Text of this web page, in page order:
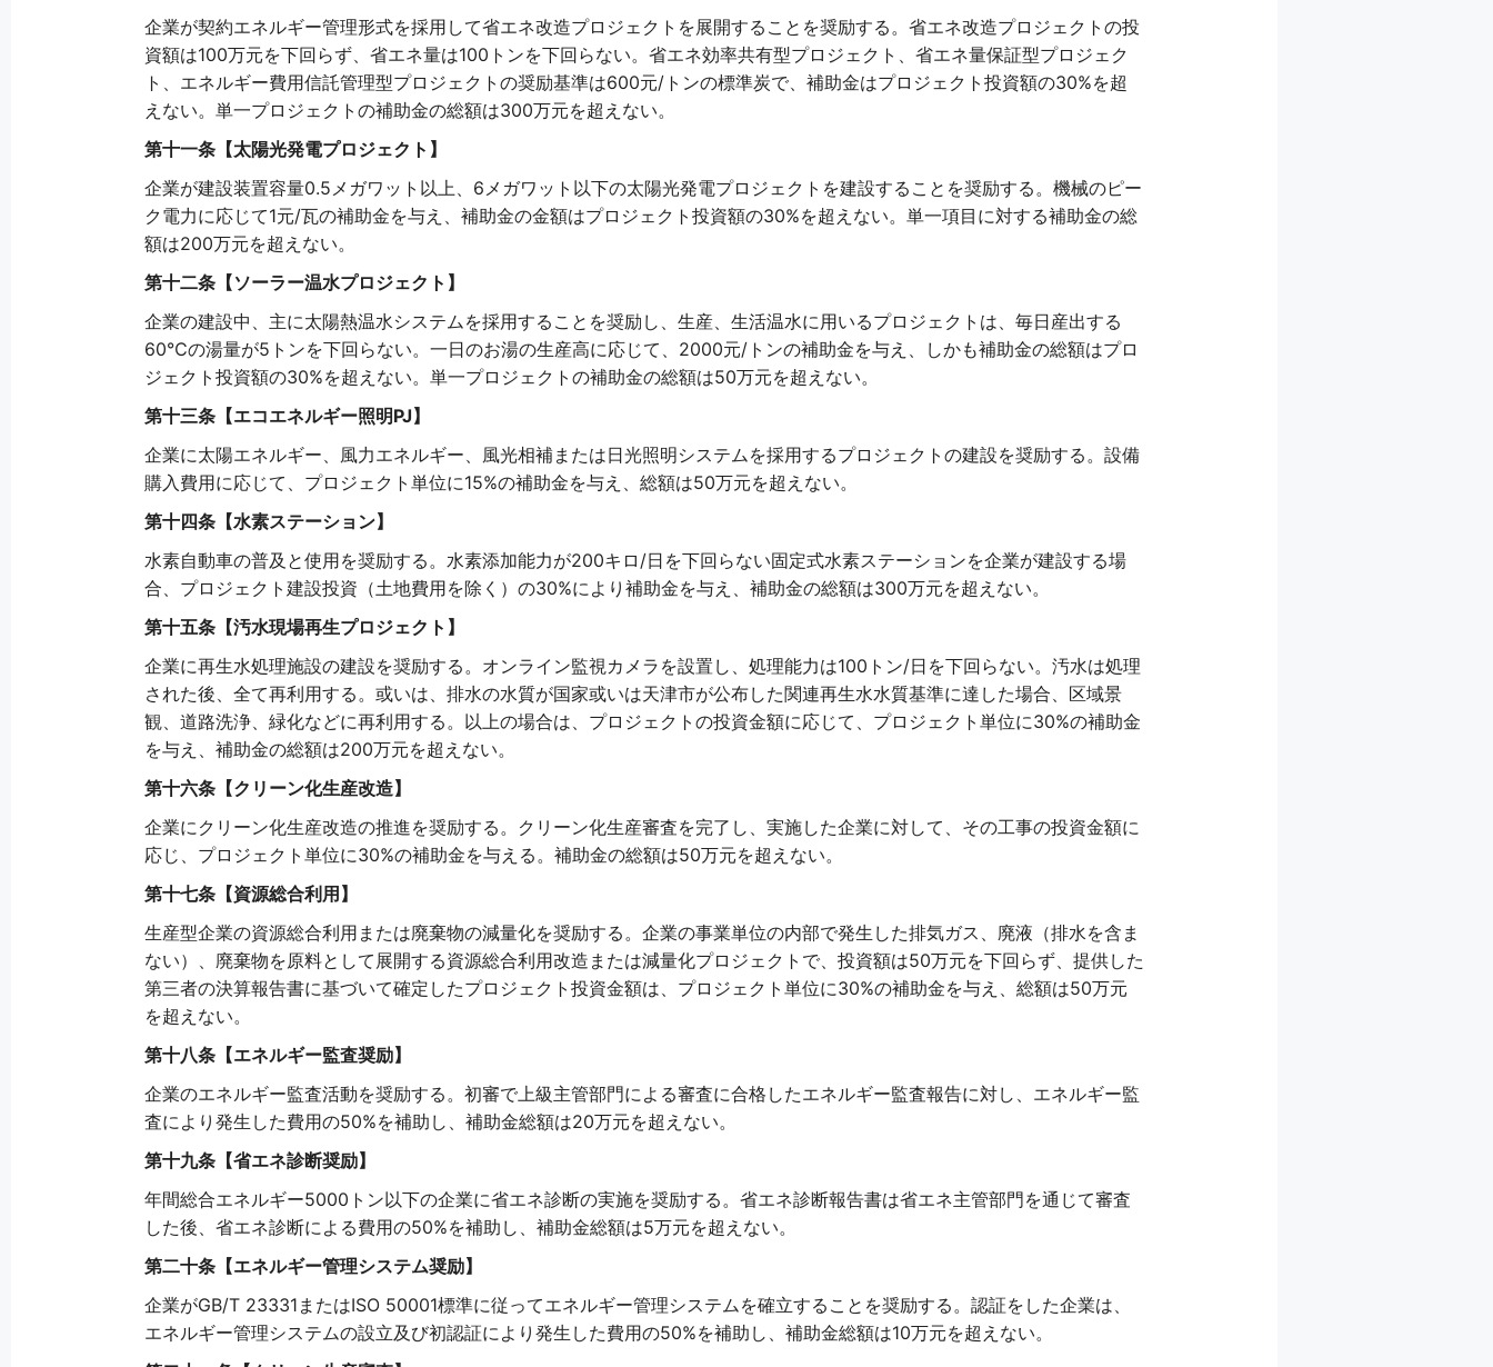
企業が契約エネルギー管理形式を採用して省エネ改造プロジェクトを展開することを奨励する。省エネ改造プロジェクトの投
資額は100万元を下回らず、省エネ量は100トンを下回らない。省エネ効率共有型プロジェクト、省エネ量保証型プロジェク
ト、エネルギー費用信託管理型プロジェクトの奨励基準は600元/トンの標準炭で、補助金はプロジェクト投資額の30%を超
えない。単一プロジェクトの補助金の総額は300万元を超えない。
第十一条【太陽光発電プロジェクト】
企業が建設装置容量0.5メガワット以上、6メガワット以下の太陽光発電プロジェクトを建設することを奨励する。機械のピー
ク電力に応じて1元/瓦の補助金を与え、補助金の金額はプロジェクト投資額の30%を超えない。単一項目に対する補助金の総
額は200万元を超えない。
第十二条【ソーラー温水プロジェクト】
企業の建設中、主に太陽熱温水システムを採用することを奨励し、生産、生活温水に用いるプロジェクトは、毎日産出する
60℃の湯量が5トンを下回らない。一日のお湯の生産高に応じて、2000元/トンの補助金を与え、しかも補助金の総額はプロ
ジェクト投資額の30%を超えない。単一プロジェクトの補助金の総額は50万元を超えない。
第十三条【エコエネルギー照明PJ】
企業に太陽エネルギー、風力エネルギー、風光相補または日光照明システムを採用するプロジェクトの建設を奨励する。設備
購入費用に応じて、プロジェクト単位に15%の補助金を与え、総額は50万元を超えない。
第十四条【水素ステーション】
水素自動車の普及と使用を奨励する。水素添加能力が200キロ/日を下回らない固定式水素ステーションを企業が建設する場
合、プロジェクト建設投資（土地費用を除く）の30%により補助金を与え、補助金の総額は300万元を超えない。
第十五条【汚水現場再生プロジェクト】
企業に再生水処理施設の建設を奨励する。オンライン監視カメラを設置し、処理能力は100トン/日を下回らない。汚水は処理
された後、全て再利用する。或いは、排水の水質が国家或いは天津市が公布した関連再生水水質基準に達した場合、区域景
観、道路洗浄、緑化などに再利用する。以上の場合は、プロジェクトの投資金額に応じて、プロジェクト単位に30%の補助金
を与え、補助金の総額は200万元を超えない。
第十六条【クリーン化生産改造】
企業にクリーン化生産改造の推進を奨励する。クリーン化生産審査を完了し、実施した企業に対して、その工事の投資金額に
応じ、プロジェクト単位に30%の補助金を与える。補助金の総額は50万元を超えない。
第十七条【資源総合利用】
生産型企業の資源総合利用または廃棄物の減量化を奨励する。企業の事業単位の内部で発生した排気ガス、廃液（排水を含ま
ない）、廃棄物を原料として展開する資源総合利用改造または減量化プロジェクトで、投資額は50万元を下回らず、提供した
第三者の決算報告書に基づいて確定したプロジェクト投資金額は、プロジェクト単位に30%の補助金を与え、総額は50万元
を超えない。
第十八条【エネルギー監査奨励】
企業のエネルギー監査活動を奨励する。初審で上級主管部門による審査に合格したエネルギー監査報告に対し、エネルギー監
査により発生した費用の50%を補助し、補助金総額は20万元を超えない。
第十九条【省エネ診断奨励】
年間総合エネルギー5000トン以下の企業に省エネ診断の実施を奨励する。省エネ診断報告書は省エネ主管部門を通じて審査
した後、省エネ診断による費用の50%を補助し、補助金総額は5万元を超えない。
第二十条【エネルギー管理システム奨励】
企業がGB/T 23331またはISO 50001標準に従ってエネルギー管理システムを確立することを奨励する。認証をした企業は、
エネルギー管理システムの設立及び初認証により発生した費用の50%を補助し、補助金総額は10万元を超えない。